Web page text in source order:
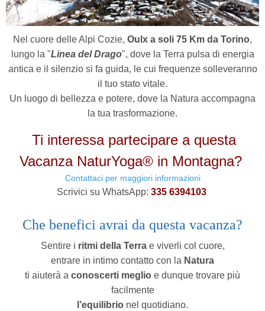
Nel cuore delle Alpi Cozie, Oulx a soli 75 Km da Torino,
lungo la "Linea del Drago", dove la Terra pulsa di energia
antica e il silenzio si fa guida, le cui frequenze solleveranno
il tuo stato vitale.
Un luogo di bellezza e potere, dove la Natura accompagna
la tua trasformazione.
Ti interessa partecipare a questa
Vacanza NaturYoga® in Montagna?
Contattaci per maggiori informazioni
Scrivici su WhatsApp: 335 6394103
Che benefici avrai da questa vacanza?
Sentire i ritmi della Terrae viverli col cuore,
entrare in intimo contatto con la Natura
ti aiuterà a conoscerti meglio e dunque trovare più
facilmente
l’equilibrio nel quotidiano.